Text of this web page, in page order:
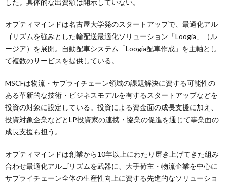
オプティマインドは名古屋大学発のスタートアップで、最適化アル
ゴリズムを強みとした輸配送最適化ソリューション「Loogia」（ル
ージア）を展開。自動配車システム「Loogia配車作成」を主軸とし
て複数のサービスを提供している。
MSCFは物流・サプライチェーン領域の課題解決に資する可能性の
ある革新的な技術・ビジネスモデルを有するスタートアップなどを
投資の対象に設定している。投資による資金面の成⾧支援に加え、
投資対象企業などとLP投資家の連携・協業の促進を通じて事業面の
成⾧支援も担う。
オプティマインドは創業から10年以上にわたり磨き上げてきた組み
合わせ最適化アルゴリズムを武器に、大手荷主・物流企業を中心に
サプライチェーン全体の生産性向上に資する先進的なソリューショ